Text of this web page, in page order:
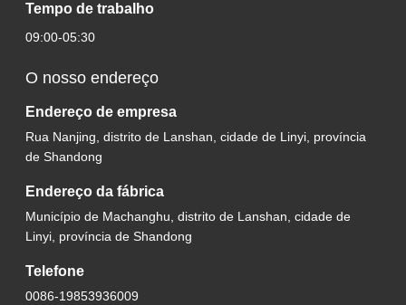
Tempo de trabalho
09:00-05:30
O nosso endereço
Endereço de empresa
Rua Nanjing, distrito de Lanshan, cidade de Linyi, província
de Shandong
Endereço da fábrica
Município de Machanghu, distrito de Lanshan, cidade de
Linyi, província de Shandong
Telefone
0086-19853936009